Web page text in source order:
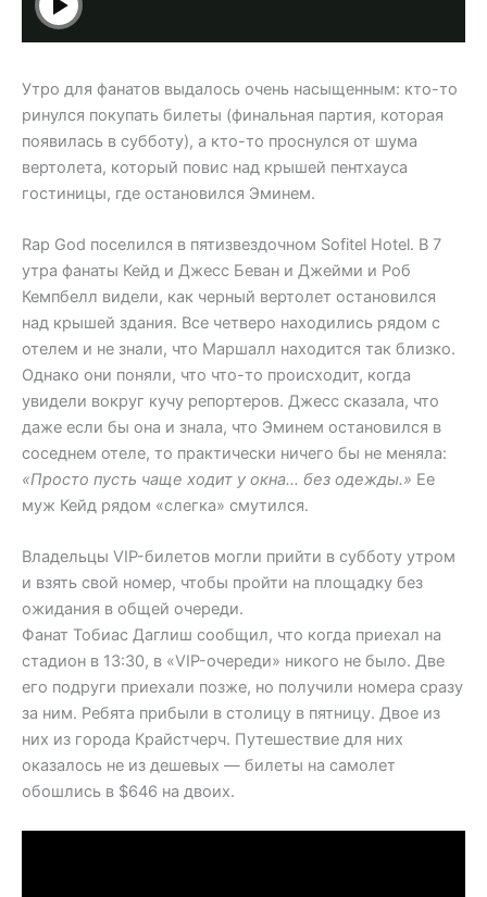
Утро для фанатов выдалось очень насыщенным: кто-то
ринулся покупать билеты (финальная партия, которая
появилась в субботу), а кто-то проснулся от шума
вертолета, который повис над крышей пентхауса
гостиницы, где остановился Эминем.
Rap God поселился в пятизвездочном Sofitel Hotel. В 7
утра фанаты Кейд и Джесс Беван и Джейми и Роб
Кемпбелл видели, как черный вертолет остановился
над крышей здания. Все четверо находились рядом с
отелем и не знали, что Маршалл находится так близко.
Однако они поняли, что что-то происходит, когда
увидели вокруг кучу репортеров. Джесс сказала, что
даже если бы она и знала, что Эминем остановился в
соседнем отеле, то практически ничего бы не меняла:
«Просто пусть чаще ходит у окна… без одежды.» Ее
муж Кейд рядом «слегка» смутился.
Владельцы VIP-билетов могли прийти в субботу утром
и взять свой номер, чтобы пройти на площадку без
ожидания в общей очереди.
Фанат Тобиас Даглиш сообщил, что когда приехал на
стадион в 13:30, в «VIP-очереди» никого не было. Две
его подруги приехали позже, но получили номера сразу
за ним. Ребята прибыли в столицу в пятницу. Двое из
них из города Крайстчерч. Путешествие для них
оказалось не из дешевых — билеты на самолет
обошлись в $646 на двоих.